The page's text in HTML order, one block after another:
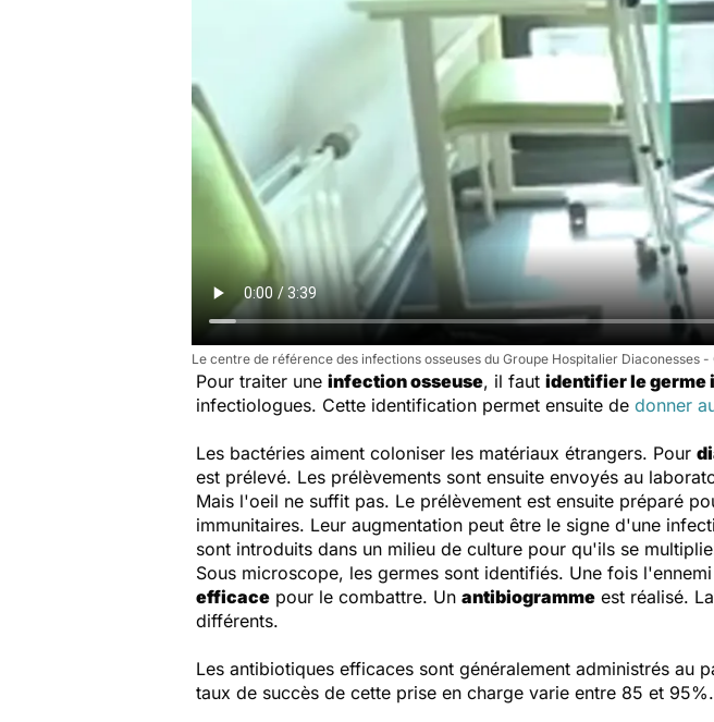
Le centre de référence des infections osseuses du Groupe Hospitalier
Pour traiter une infection osseuse, il faut identifier le germe
infectiologues. Cette identification permet ensuite de donner
Les bactéries aiment coloniser les matériaux étrangers. Pour
est prélevé. Les prélèvements sont ensuite envoyés au
Mais l'oeil ne suffit pas. Le prélèvement est ensuite préparé
immunitaires. Leur augmentation peut être le signe d'une
sont introduits dans un milieu de culture pour qu'ils se
Sous microscope, les germes sont identifiés. Une fois
efficace pour le combattre. Un antibiogramme est réalisé.
différents.
Les antibiotiques efficaces sont généralement administrés au
taux de succès de cette prise en charge varie entre 85 et 95%.